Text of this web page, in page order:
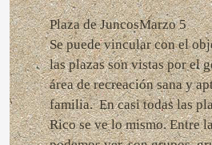
Plaza de JuncosMarzo 5
Se puede vincular con el
las plazas son vistas por el
área de recreación sana y
familia. En casi todas las
Rico se ve lo mismo. Entre